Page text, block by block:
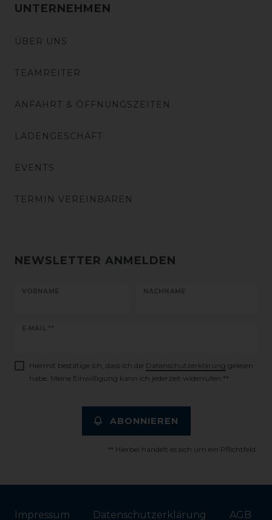
UNTERNEHMEN
ÜBER UNS
TEAMREITER
ANFAHRT & ÖFFNUNGSZEITEN
LADENGESCHÄFT
EVENTS
TERMIN VEREINBAREN
NEWSLETTER ANMELDEN
VORNAME NACHNAME
E-MAIL **
Newsletter
Hiermit bestätige ich, dass ich die Daten­schutz­erklärung gelesen
habe. Meine Einwilligung kann ich jederzeit widerrufen.**
ABONNIEREN
** Hierbei handelt es sich um ein Pflichtfeld.
Impressum Daten­schutz­erklärung AGB